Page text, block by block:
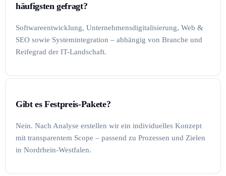
häufigsten gefragt?
Softwareentwicklung, Unternehmensdigitalisierung, Web &
SEO sowie Systemintegration – abhängig von Branche und
Reifegrad der IT-Landschaft.
Gibt es Festpreis-Pakete?
Nein. Nach Analyse erstellen wir ein individuelles Konzept
mit transparentem Scope – passend zu Prozessen und Zielen
in Nordrhein-Westfalen.